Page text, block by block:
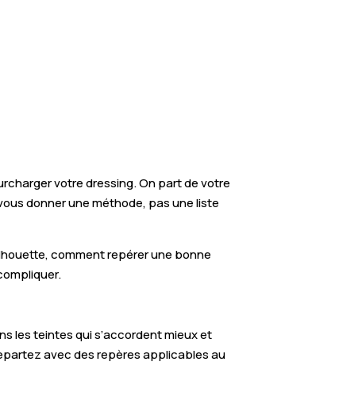
votre dressing. On part de votre
donner une méthode, pas une liste
comment repérer une bonne
les teintes qui s’accordent mieux et
avec des repères applicables au